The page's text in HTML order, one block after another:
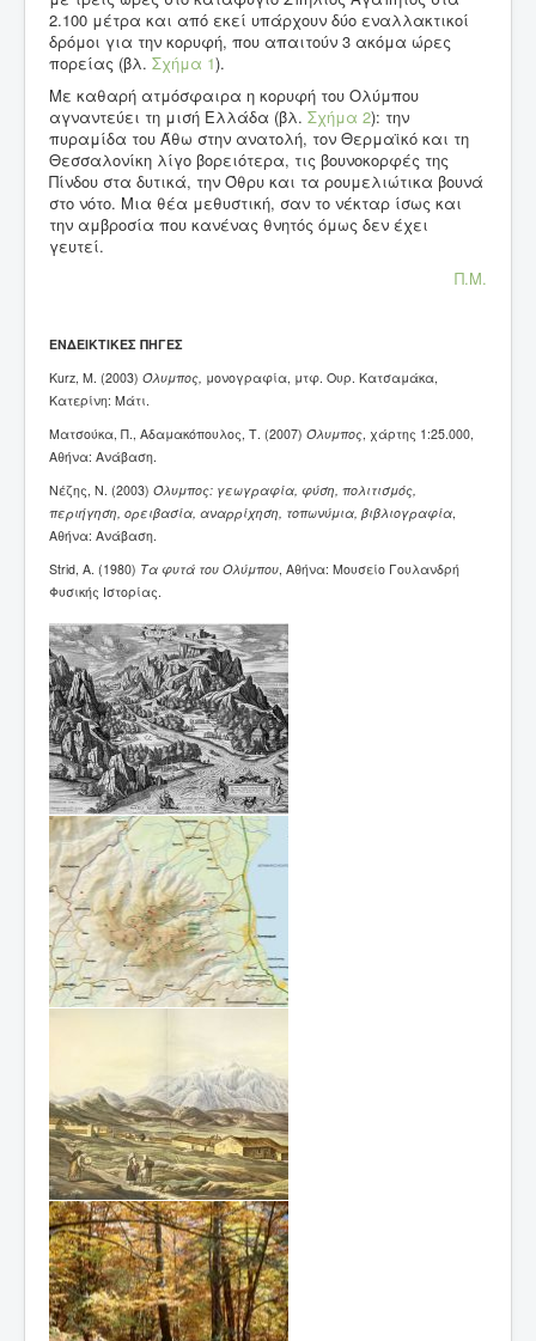
2.100 μέτρα και από εκεί υπάρχουν δύο εναλλακτικοί
δρόμοι για την κορυφή, που απαιτούν 3 ακόμα ώρες
πορείας (βλ. Σχήμα 1).
Με καθαρή ατμόσφαιρα η κορυφή του Ολύμπου
αγναντεύει τη μισή Ελλάδα (βλ. Σχήμα 2): την
πυραμίδα του Άθω στην ανατολή, τον Θερμαϊκό και τη
Θεσσαλονίκη λίγο βορειότερα, τις βουνοκορφές της
Πίνδου στα δυτικά, την Όθρυ και τα ρουμελιώτικα βουνά
στο νότο. Μια θέα μεθυστική, σαν το νέκταρ ίσως και
την αμβροσία που κανένας θνητός όμως δεν έχει
γευτεί.
Π.M.
ΕΝΔΕΙΚΤΙΚΕΣ ΠΗΓΕΣ
Kurz, Μ. (2003) Όλυμπος, μονογραφία, μτφ. Ουρ. Κατσαμάκα,
Κατερίνη: Μάτι.
Ματσούκα, Π., Αδαμακόπουλος, Τ. (2007) Όλυμπος, χάρτης 1:25.000,
Αθήνα: Ανάβαση.
Νέζης, Ν. (2003) Όλυμπος: γεωγραφία, φύση, πολιτισμός,
περιήγηση, ορειβασία, αναρρίχηση, τοπωνύμια, βιβλιογραφία,
Αθήνα: Ανάβαση.
Strid, A. (1980) Τα φυτά του Ολύμπου, Αθήνα: Μουσείο Γουλανδρή
Φυσικής Ιστορίας.